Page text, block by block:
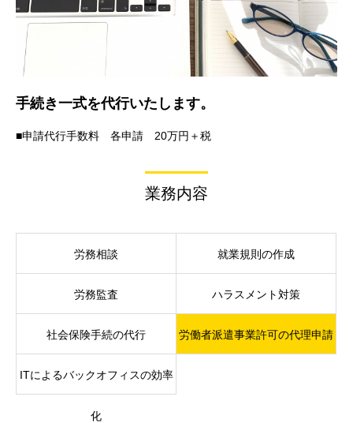
手続き一式を代行いたします。
■申請代行手数料 各申請 20万円＋税
業務内容
労務相談 就業規則の作成
労務監査 ハラスメント対策
社会保険手続の代行 労働者派遣事業許可の代理申請
ITによるバックオフィスの効率
化